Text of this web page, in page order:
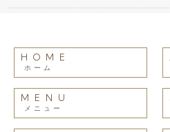
HOME
ホーム
MENU
メニュー